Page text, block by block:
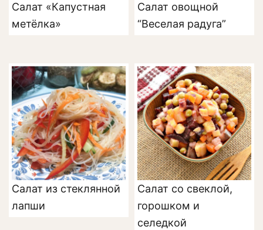
Салат «Капустная
метёлка»
Салат овощной
“Веселая радуга”
Салат из стеклянной
лапши
Салат со свеклой,
горошком и
селедкой